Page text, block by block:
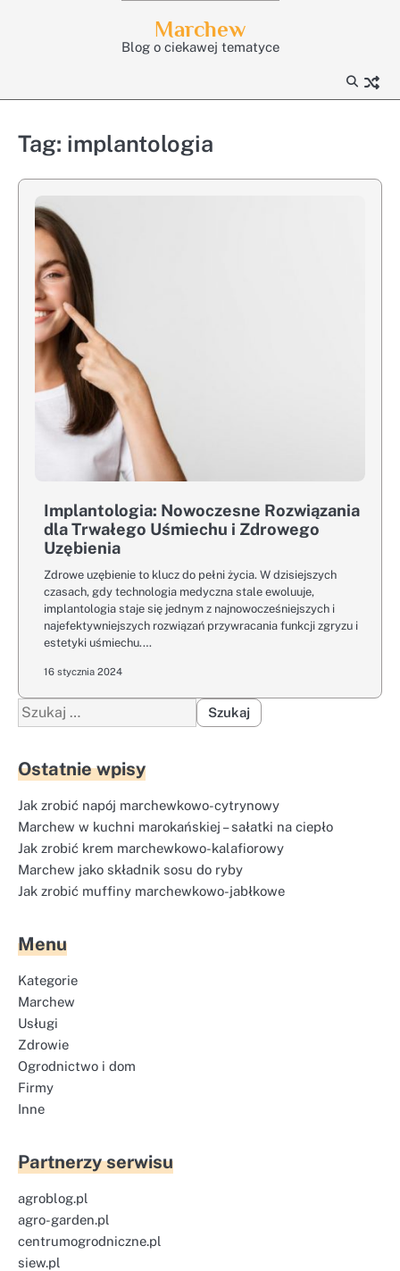
Marchew
Blog o ciekawej tematyce
Tag: implantologia
Implantologia: Nowoczesne Rozwiązania
dla Trwałego Uśmiechu i Zdrowego
Uzębienia
Zdrowe uzębienie to klucz do pełni życia. W dzisiejszych
czasach, gdy technologia medyczna stale ewoluuje,
implantologia staje się jednym z najnowocześniejszych i
najefektywniejszych rozwiązań przywracania funkcji zgryzu i
estetyki uśmiechu.…
16 stycznia 2024
Szukaj:
Ostatnie wpisy
Jak zrobić napój marchewkowo-cytrynowy
Marchew w kuchni marokańskiej – sałatki na ciepło
Jak zrobić krem marchewkowo-kalafiorowy
Marchew jako składnik sosu do ryby
Jak zrobić muffiny marchewkowo-jabłkowe
Menu
Kategorie
Marchew
Usługi
Zdrowie
Ogrodnictwo i dom
Firmy
Inne
Partnerzy serwisu
agroblog.pl
agro-garden.pl
centrumogrodniczne.pl
siew.pl